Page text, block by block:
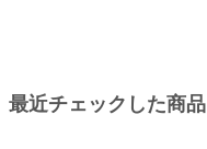
最近チェックした商品